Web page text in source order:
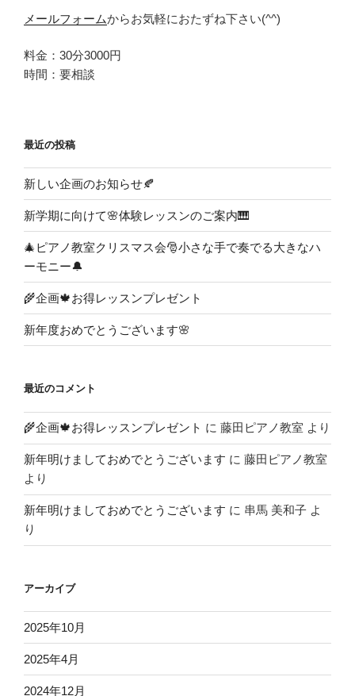
メールフォームからお気軽におたずね下さい(^^)
料金：30分3000円
時間：要相談
最近の投稿
新しい企画のお知らせ🍂
新学期に向けて🌸体験レッスンのご案内🎹
🎄ピアノ教室クリスマス会🎅小さな手で奏でる大きなハ
ーモニー🔔
🌾企画🍁お得レッスンプレゼント
新年度おめでとうございます🌸
最近のコメント
🌾企画🍁お得レッスンプレゼント に 藤田ピアノ教室 より
新年明けましておめでとうございます に 藤田ピアノ教室
より
新年明けましておめでとうございます に 串馬 美和子 よ
り
アーカイブ
2025年10月
2025年4月
2024年12月